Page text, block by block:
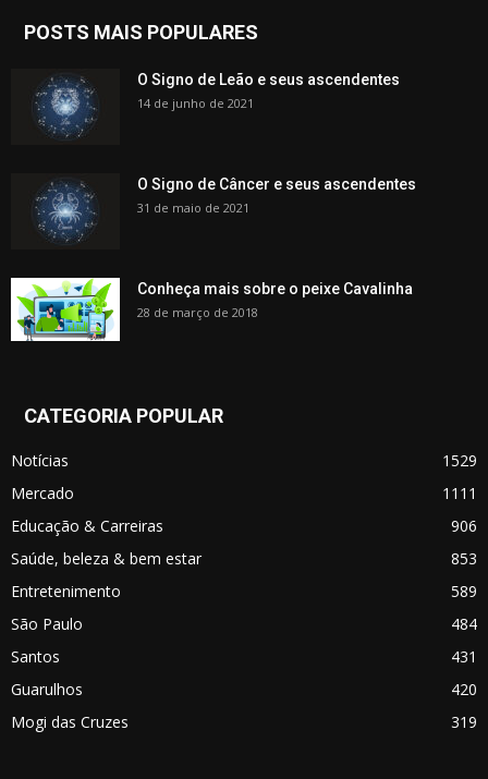
POSTS MAIS POPULARES
O Signo de Leão e seus ascendentes
14 de junho de 2021
O Signo de Câncer e seus ascendentes
31 de maio de 2021
Conheça mais sobre o peixe Cavalinha
28 de março de 2018
CATEGORIA POPULAR
Notícias
1529
Mercado
1111
Educação & Carreiras
906
Saúde, beleza & bem estar
853
Entretenimento
589
São Paulo
484
Santos
431
Guarulhos
420
Mogi das Cruzes
319